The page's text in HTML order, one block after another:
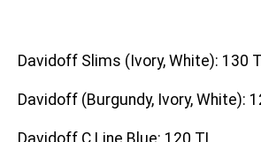
Davidoff Slims (Ivory, White): 130
Davidoff (Burgundy, Ivory, White):